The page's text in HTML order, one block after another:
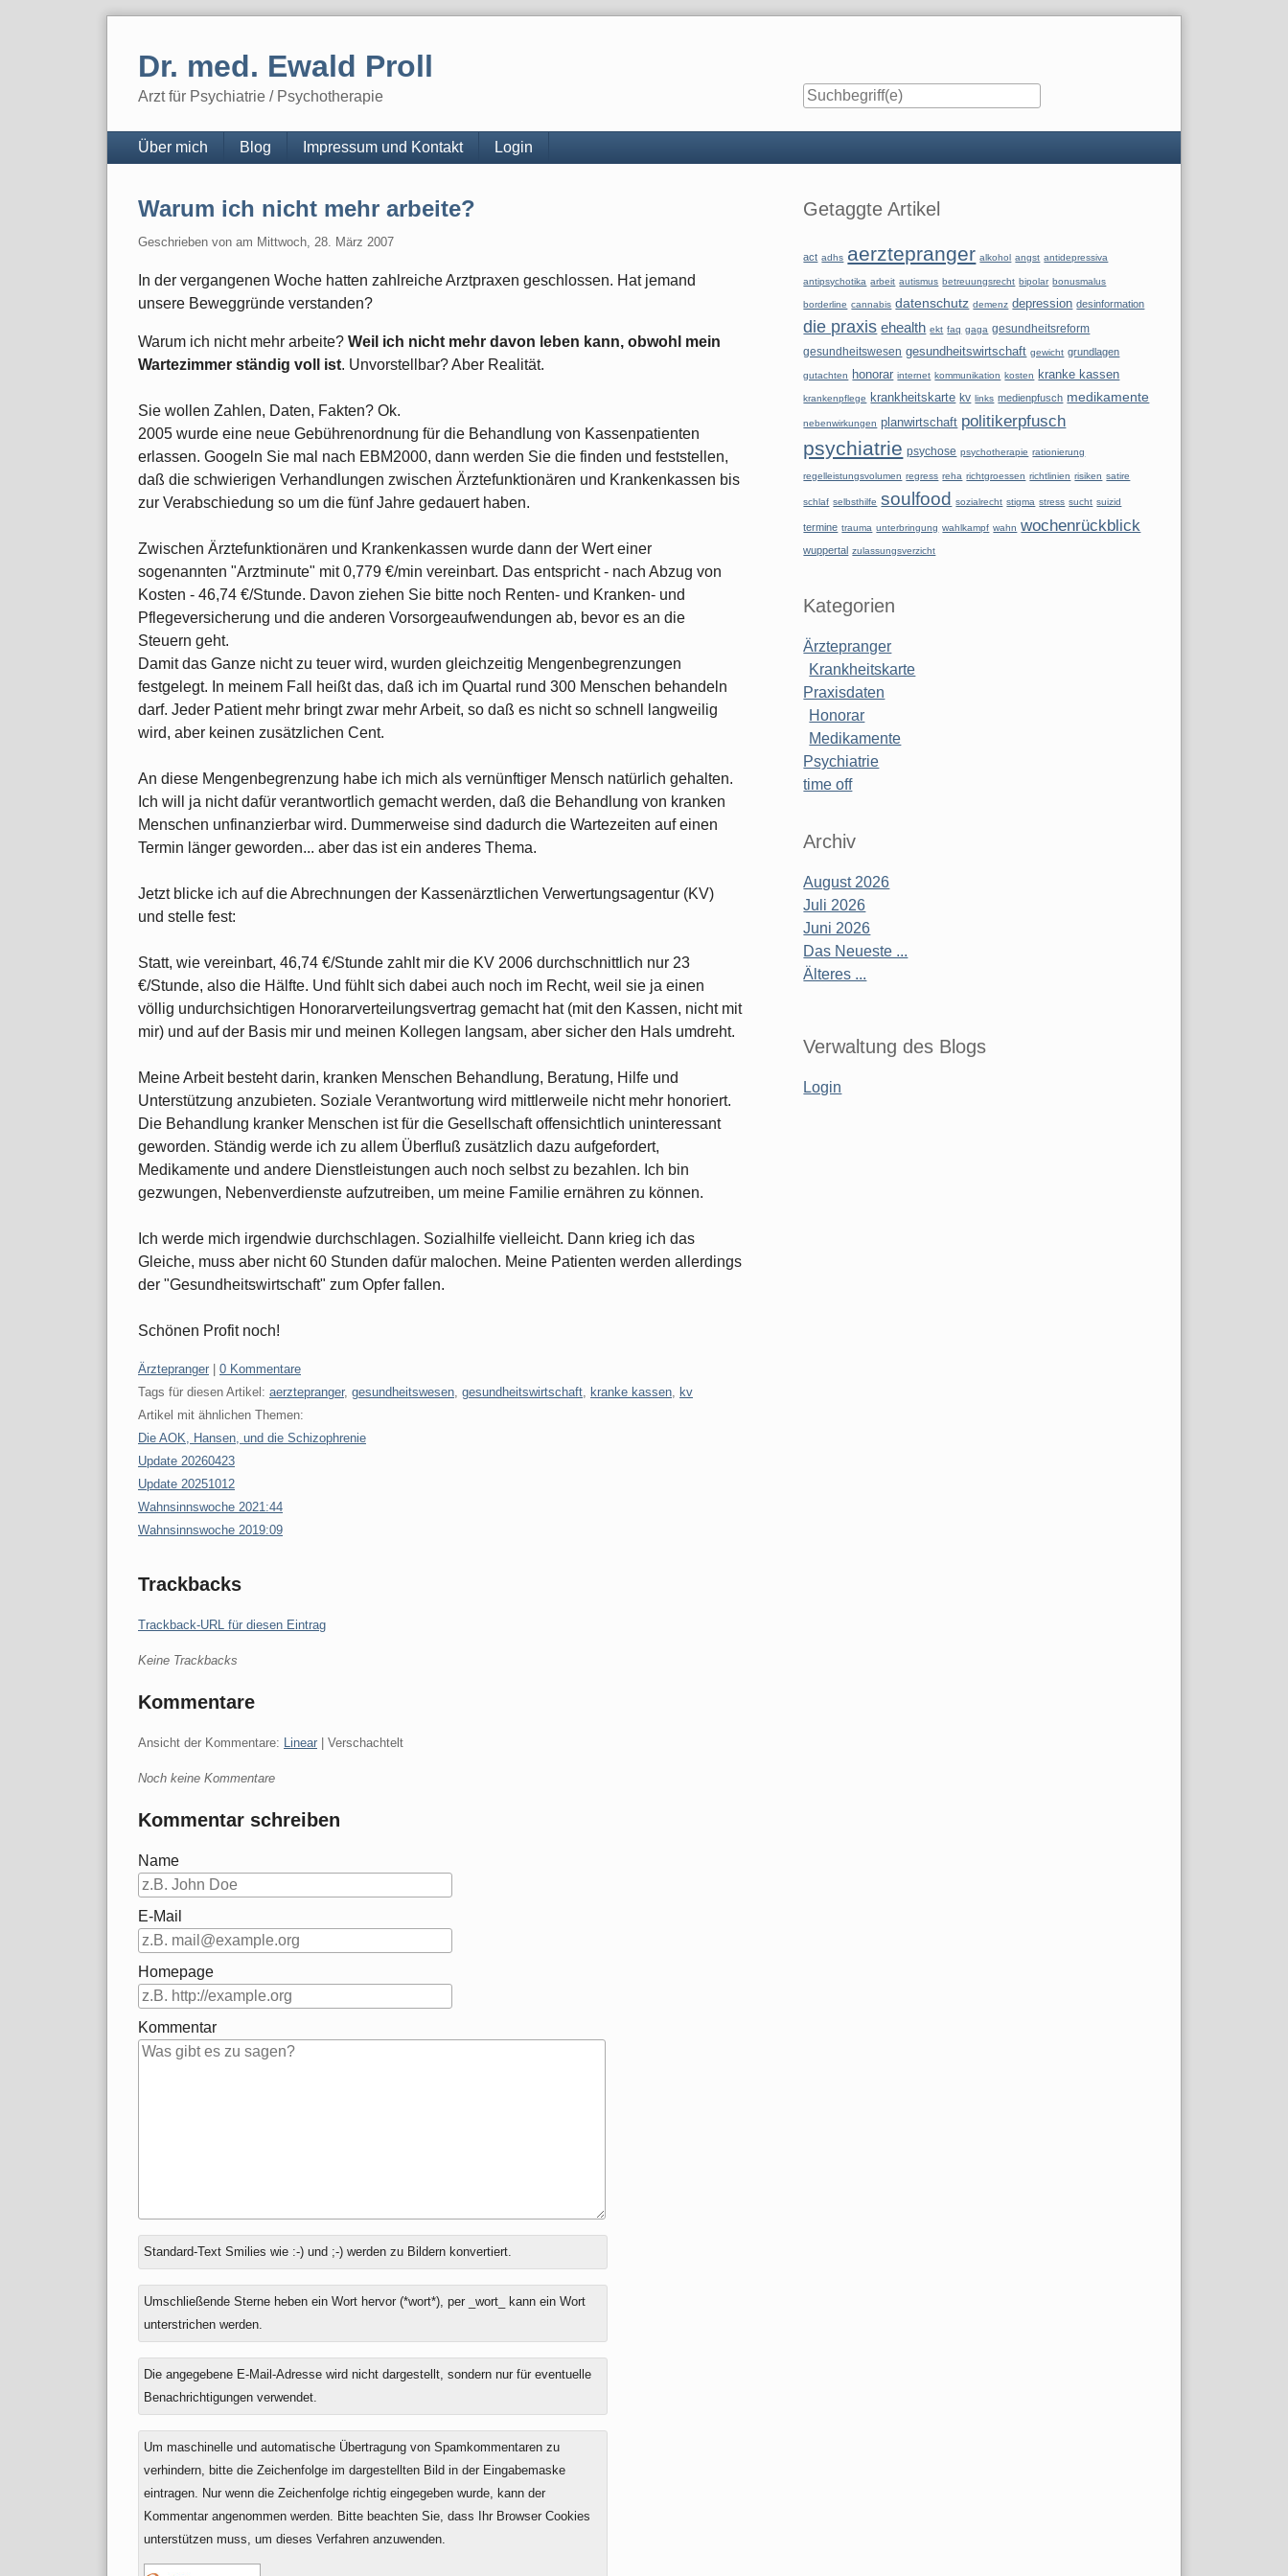
Dr. med. Ewald Proll
Arzt für Psychiatrie / Psychotherapie
Navigation
Über mich Blog Impressum und Kontakt Login
Warum ich nicht mehr arbeite?
Geschrieben von am Mittwoch, 28. März 2007
In der vergangenen Woche hatten zahlreiche Arztpraxen geschlossen. Hat jemand
unsere Beweggründe verstanden?
Warum ich nicht mehr arbeite? Weil ich nicht mehr davon leben kann, obwohl mein
Wartezimmer ständig voll ist. Unvorstellbar? Aber Realität.
Sie wollen Zahlen, Daten, Fakten? Ok.
2005 wurde eine neue Gebührenordnung für die Behandlung von Kassenpatienten
erlassen. Googeln Sie mal nach EBM2000, dann werden Sie die finden und feststellen,
daß die schwierigen Verhandlungen zwischen Ärztefunktionären und Krankenkassen bis
zur Verabschiedung so um die fünf Jahre gedauert haben.
Zwischen Ärztefunktionären und Krankenkassen wurde dann der Wert einer
sogenannten "Arztminute" mit 0,779 €/min vereinbart. Das entspricht - nach Abzug von
Kosten - 46,74 €/Stunde. Davon ziehen Sie bitte noch Renten- und Kranken- und
Pflegeversicherung und die anderen Vorsorgeaufwendungen ab, bevor es an die
Steuern geht.
Damit das Ganze nicht zu teuer wird, wurden gleichzeitig Mengenbegrenzungen
festgelegt. In meinem Fall heißt das, daß ich im Quartal rund 300 Menschen behandeln
darf. Jeder Patient mehr bringt zwar mehr Arbeit, so daß es nicht so schnell langweilig
wird, aber keinen zusätzlichen Cent.
An diese Mengenbegrenzung habe ich mich als vernünftiger Mensch natürlich gehalten.
Ich will ja nicht dafür verantwortlich gemacht werden, daß die Behandlung von kranken
Menschen unfinanzierbar wird. Dummerweise sind dadurch die Wartezeiten auf einen
Termin länger geworden... aber das ist ein anderes Thema.
Jetzt blicke ich auf die Abrechnungen der Kassenärztlichen Verwertungsagentur (KV)
und stelle fest:
Statt, wie vereinbart, 46,74 €/Stunde zahlt mir die KV 2006 durchschnittlich nur 23
€/Stunde, also die Hälfte. Und fühlt sich dabei auch noch im Recht, weil sie ja einen
völlig undurchsichtigen Honorarverteilungsvertrag gemacht hat (mit den Kassen, nicht mit
mir) und auf der Basis mir und meinen Kollegen langsam, aber sicher den Hals umdreht.
Meine Arbeit besteht darin, kranken Menschen Behandlung, Beratung, Hilfe und
Unterstützung anzubieten. Soziale Verantwortung wird mittlerweile nicht mehr honoriert.
Die Behandlung kranker Menschen ist für die Gesellschaft offensichtlich uninteressant
geworden. Ständig werde ich zu allem Überfluß zusätzlich dazu aufgefordert,
Medikamente und andere Dienstleistungen auch noch selbst zu bezahlen. Ich bin
gezwungen, Nebenverdienste aufzutreiben, um meine Familie ernähren zu können.
Ich werde mich irgendwie durchschlagen. Sozialhilfe vielleicht. Dann krieg ich das
Gleiche, muss aber nicht 60 Stunden dafür malochen. Meine Patienten werden allerdings
der "Gesundheitswirtschaft" zum Opfer fallen.
Schönen Profit noch!
Kategorien:
Ärztepranger
0 Kommentare
Tags für diesen Artikel: aerztepranger, gesundheitswesen, gesundheitswirtschaft, kranke kassen, kv
Artikel mit ähnlichen Themen:
Die AOK, Hansen, und die Schizophrenie
Update 20260423
Update 20251012
Wahnsinnswoche 2021:44
Wahnsinnswoche 2019:09
Trackbacks
Trackback-URL für diesen Eintrag
Keine Trackbacks
Kommentare
Ansicht der Kommentare: Linear | Verschachtelt
Noch keine Kommentare
Kommentar schreiben
Name
E-Mail
Homepage
Kommentar
Antwort
zu
Standard-Text Smilies wie :-) und ;-) werden zu Bildern konvertiert.
Umschließende Sterne heben ein Wort hervor (*wort*), per _wort_ kann ein Wort
unterstrichen werden.
Die angegebene E-Mail-Adresse wird nicht dargestellt, sondern nur für eventuelle
Benachrichtigungen verwendet.
Um maschinelle und automatische Übertragung von Spamkommentaren zu
verhindern, bitte die Zeichenfolge im dargestellten Bild in der Eingabemaske
eintragen. Nur wenn die Zeichenfolge richtig eingegeben wurde, kann der
Kommentar angenommen werden. Bitte beachten Sie, dass Ihr Browser Cookies
unterstützen muss, um dieses Verfahren anzuwenden.
Seitenleiste
Getaggte Artikel
act adhs aerztepranger alkohol angst antidepressiva
antipsychotika arbeit autismus betreuungsrecht bipolar bonusmalus
borderline cannabis datenschutz demenz depression desinformation
die praxis ehealth ekt faq gaga gesundheitsreform
gesundheitswesen gesundheitswirtschaft gewicht grundlagen
gutachten honorar internet kommunikation kosten kranke kassen
krankenpflege krankheitskarte kv links medienpfusch medikamente
nebenwirkungen planwirtschaft politikerpfusch
psychiatrie psychose psychotherapie rationierung
regelleistungsvolumen regress reha richtgroessen richtlinien risiken satire
schlaf selbsthilfe soulfood sozialrecht stigma stress sucht suizid
termine trauma unterbringung wahlkampf wahn wochenrückblick
wuppertal zulassungsverzicht
Kategorien
Ärztepranger
Krankheitskarte
Praxisdaten
Honorar
Medikamente
Psychiatrie
time off
Archiv
August 2026
Juli 2026
Juni 2026
Das Neueste ...
Älteres ...
Verwaltung des Blogs
Login